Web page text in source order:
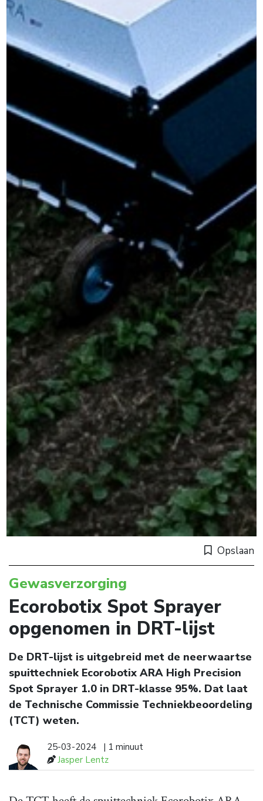
Opslaan
Gewasverzorging
Ecorobotix Spot Sprayer
opgenomen in DRT-lijst
De DRT-lijst is uitgebreid met de neerwaartse
spuittechniek Ecorobotix ARA High Precision
Spot Sprayer 1.0 in DRT-klasse 95%. Dat laat
de Technische Commissie Techniekbeoordeling
(TCT) weten.
25-03-2024
| 1 minuut
Jasper Lentz